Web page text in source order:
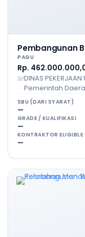
Pembangunan
PAGU
Rp.
DINAS
Pemerintah
SBU (DARI SYARAT)
—
GRADE / KUALIFIKASI
—
KONTRAKTOR
—